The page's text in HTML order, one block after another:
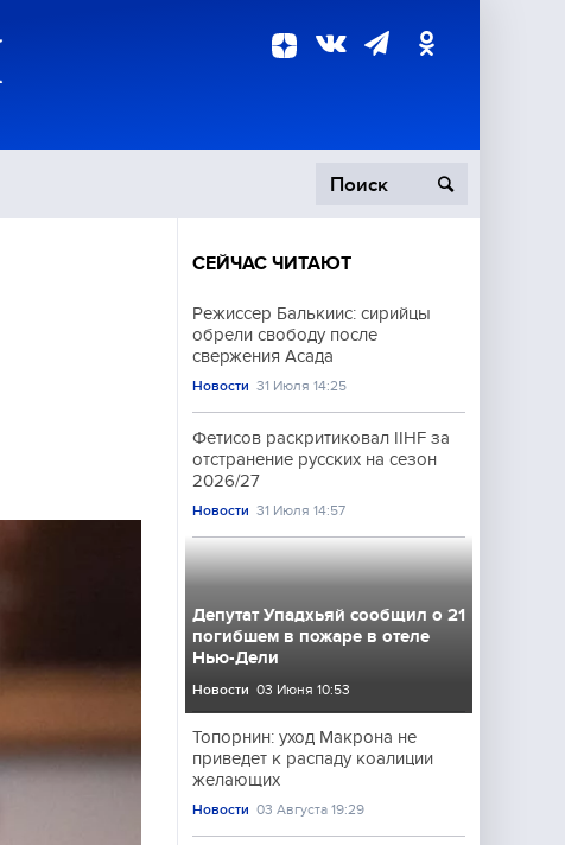
Происшествия
СЕЙЧАС ЧИТАЮТ
Режиссер Балькиис: сирийцы
обрели свободу после
свержения Асада
Новости 31 Июля 14:25
Фетисов раскритиковал IIHF за
отстранение русских на сезон
2026/27
Новости 31 Июля 14:57
Депутат Упадхьяй сообщил о 21
погибшем в пожаре в отеле
Нью-Дели
Новости 03 Июня 10:53
Топорнин: уход Макрона не
приведет к распаду коалиции
желающих
Новости 03 Августа 19:29